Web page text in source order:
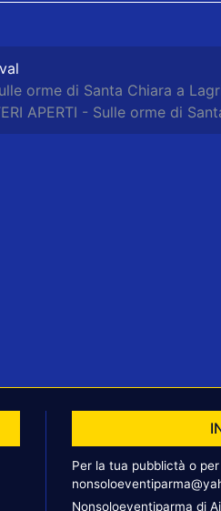
orme di Santa Chiara a
APERTI - Sulle orme di
Per la tua pubblictà o
Nonsoloeventiparma di